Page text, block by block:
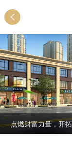
点燃财富力量，开